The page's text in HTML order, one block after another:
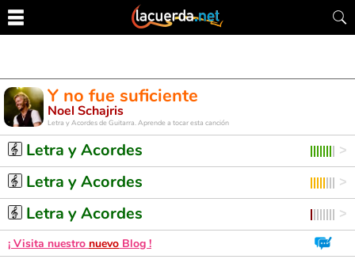
Y no fue suficiente
Noel Schajris
Letra y Acordes de Guitarra. Aprende a tocar esta canción
Letra y Acordes
Letra y Acordes
Letra y Acordes
¡ Visita nuestro nuevo Blog !